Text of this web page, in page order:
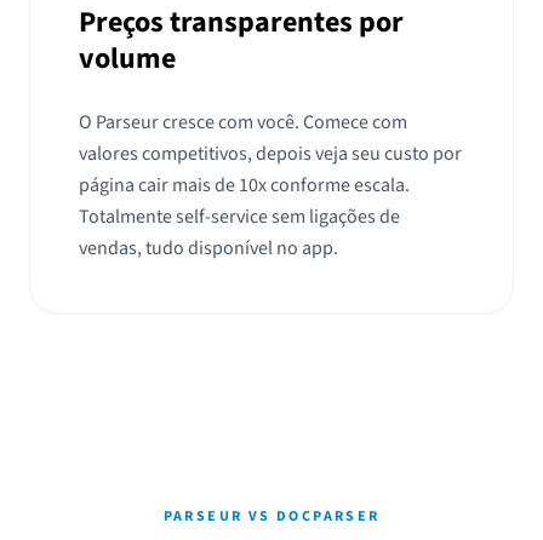
Preços transparentes por
volume
O Parseur cresce com você. Comece com
valores competitivos, depois veja seu custo por
página cair mais de 10x conforme escala.
Totalmente self-service sem ligações de
vendas, tudo disponível no app.
PARSEUR VS DOCPARSER